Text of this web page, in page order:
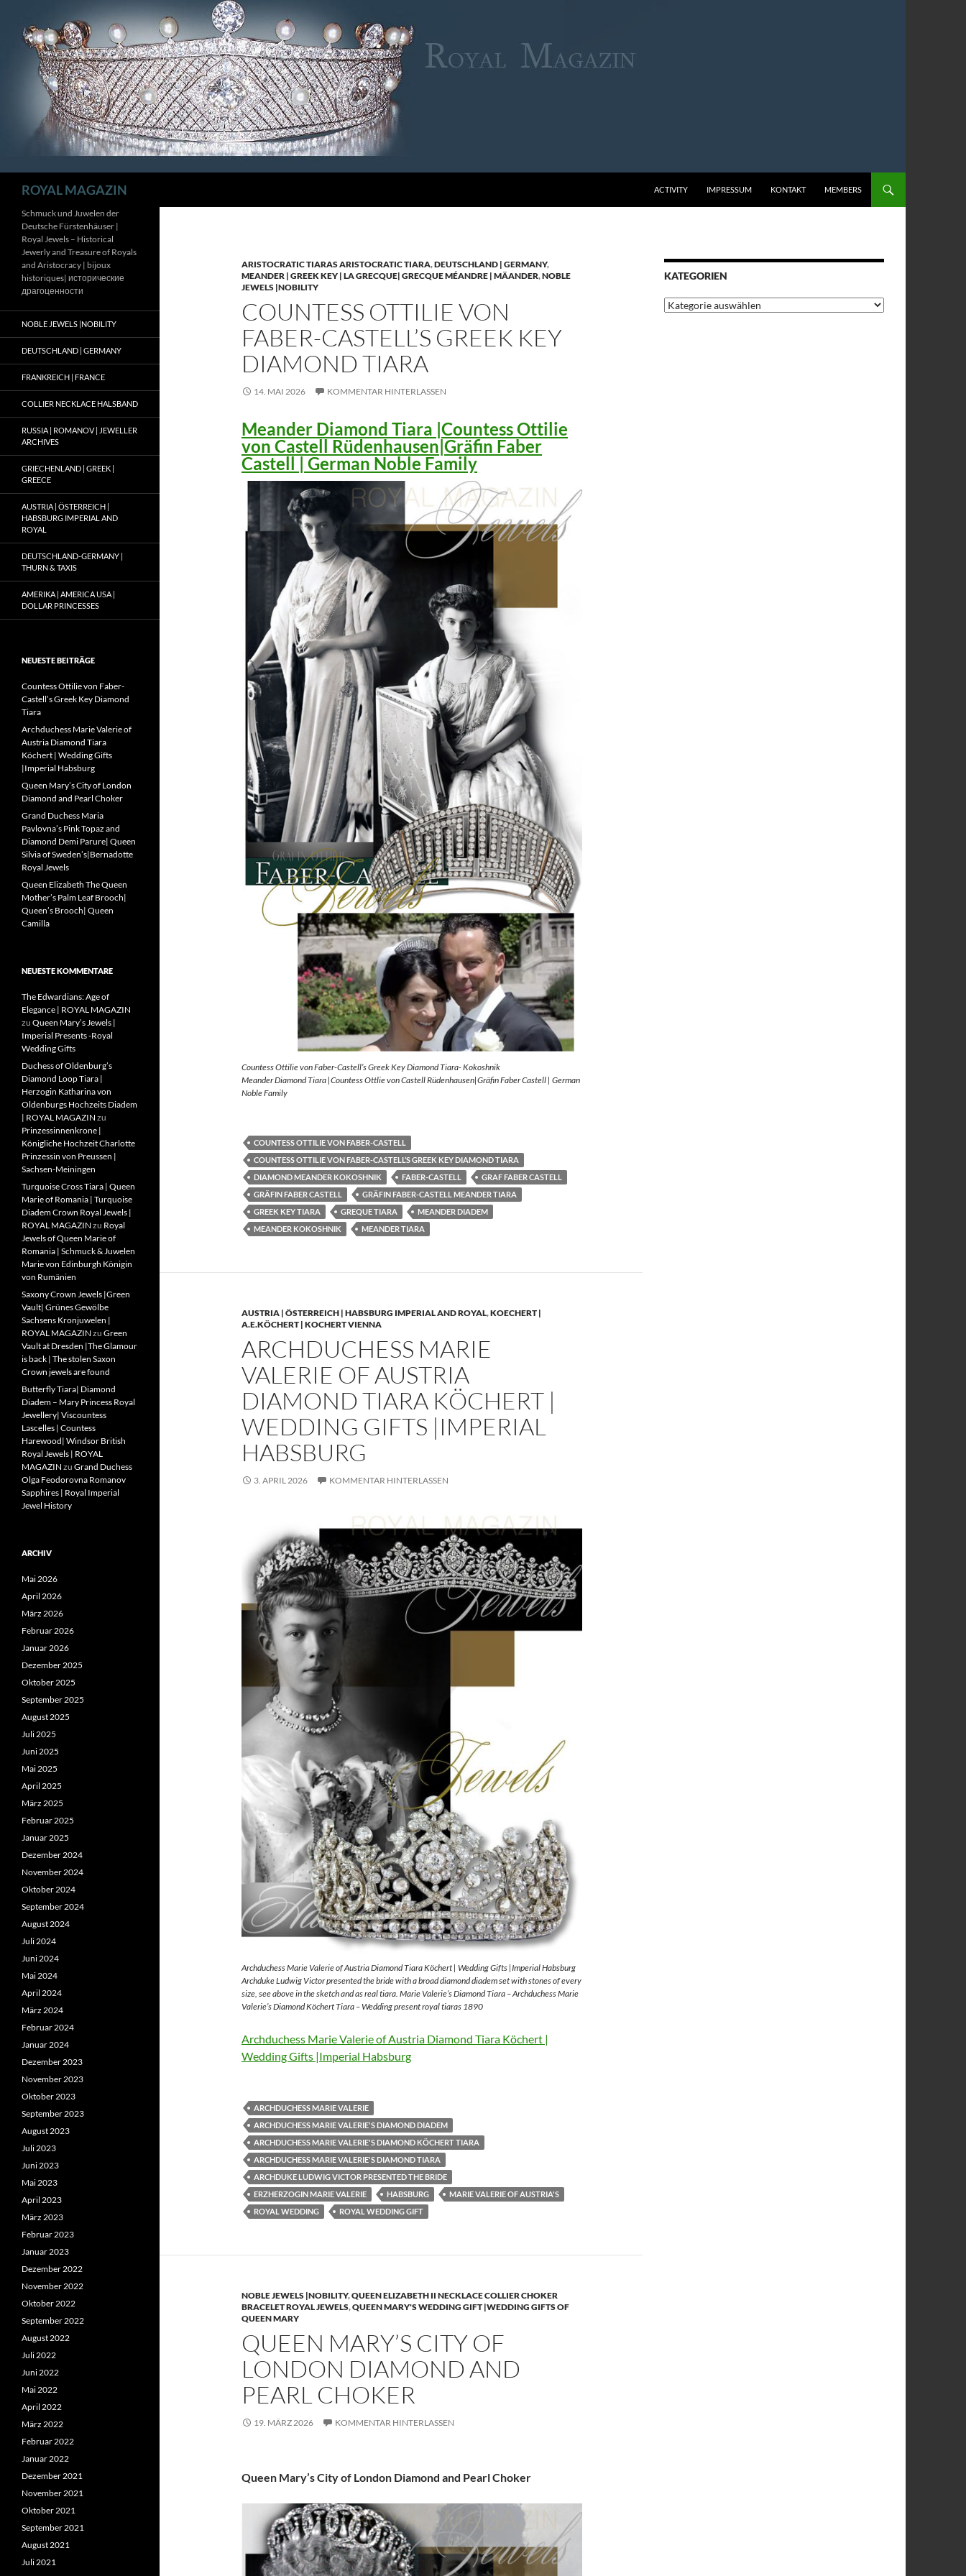
Inhalt
springen
ROYAL MAGAZIN ACTIVITY IMPRESSUM KONTAKT MEMBERS
ARISTOCRATIC TIARAS ARISTOCRATIC TIARA,DEUTSCHLAND | GERMANY,
MEANDER | GREEK KEY | LA GRECQUE| GRECQUE MÉANDRE | MÄANDER,NOBLE
JEWELS |NOBILITY
COUNTESS OTTILIE VON
FABER-CASTELL’S GREEK KEY
DIAMOND TIARA
14. MAI 2026 KOMMENTAR HINTERLASSEN
Meander Diamond Tiara |Countess Ottilie
von Castell Rüdenhausen|Gräfin Faber
Castell | German Noble Family
Countess Ottilie von Faber-Castell’s Greek Key Diamond Tiara- Kokoshnik
Meander Diamond Tiara |Countess Ottlie von Castell Rüdenhausen|Gräfin Faber Castell | German
Noble Family
COUNTESS OTTILIE VON FABER-CASTELL
COUNTESS OTTILIE VON FABER-CASTELL’S GREEK KEY DIAMOND TIARA
DIAMOND MEANDER KOKOSHNIK
FABER-CASTELL
GRAF FABER CASTELL
GRÄFIN FABER CASTELL
GRÄFIN FABER-CASTELL MEANDER TIARA
GREEK KEY TIARA
GREQUE TIARA
MEANDER DIADEM
MEANDER KOKOSHNIK
MEANDER TIARA
AUSTRIA | ÖSTERREICH | HABSBURG IMPERIAL AND ROYAL,KOECHERT |
A.E.KÖCHERT | KOCHERT VIENNA
ARCHDUCHESS MARIE
VALERIE OF AUSTRIA
DIAMOND TIARA KÖCHERT |
WEDDING GIFTS |IMPERIAL
HABSBURG
3. APRIL 2026 KOMMENTAR HINTERLASSEN
Archduchess Marie Valerie of Austria Diamond Tiara Köchert | Wedding Gifts |Imperial Habsburg
Archduke Ludwig Victor presented the bride with a broad diamond diadem set with stones of every
size, see above in the sketch and as real tiara. Marie Valerie’s Diamond Tiara – Archduchess Marie
Valerie’s Diamond Köchert Tiara – Wedding present royal tiaras 1890
Archduchess Marie Valerie of Austria Diamond Tiara Köchert |
Wedding Gifts |Imperial Habsburg
ARCHDUCHESS MARIE VALERIE
ARCHDUCHESS MARIE VALERIE'S DIAMOND DIADEM
ARCHDUCHESS MARIE VALERIE'S DIAMOND KÖCHERT TIARA
ARCHDUCHESS MARIE VALERIE'S DIAMOND TIARA
ARCHDUKE LUDWIG VICTOR PRESENTED THE BRIDE
ERZHERZOGIN MARIE VALERIE
HABSBURG
MARIE VALERIE OF AUSTRIA'S
ROYAL WEDDING
ROYAL WEDDING GIFT
NOBLE JEWELS |NOBILITY,QUEEN ELIZABETH II NECKLACE COLLIER CHOKER
BRACELET ROYAL JEWELS,QUEEN MARY'S WEDDING GIFT |WEDDING GIFTS OF
QUEEN MARY
QUEEN MARY’S CITY OF
LONDON DIAMOND AND
PEARL CHOKER
19. MÄRZ 2026 KOMMENTAR HINTERLASSEN
Queen Mary’s City of London Diamond and Pearl Choker
KATEGORIEN
Kategorien
Schmuck und Juwelen der
Deutsche Fürstenhäuser |
Royal Jewels – Historical
Jewerly and Treasure of Royals
and Aristocracy | bijoux
historiques| исторические
драгоценности
NOBLE JEWELS |NOBILITY
DEUTSCHLAND | GERMANY
FRANKREICH | FRANCE
COLLIER NECKLACE HALSBAND
RUSSIA | ROMANOV | JEWELLER
ARCHIVES
GRIECHENLAND | GREEK |
GREECE
AUSTRIA | ÖSTERREICH |
HABSBURG IMPERIAL AND
ROYAL
DEUTSCHLAND-GERMANY |
THURN & TAXIS
AMERIKA | AMERICA USA |
DOLLAR PRINCESSES
NEUESTE BEITRÄGE
Countess Ottilie von Faber-
Castell’s Greek Key Diamond
Tiara
Archduchess Marie Valerie of
Austria Diamond Tiara
Köchert | Wedding Gifts
|Imperial Habsburg
Queen Mary’s City of London
Diamond and Pearl Choker
Grand Duchess Maria
Pavlovna’s Pink Topaz and
Diamond Demi Parure| Queen
Silvia of Sweden’s|Bernadotte
Royal Jewels
Queen Elizabeth The Queen
Mother’s Palm Leaf Brooch|
Queen’s Brooch| Queen
Camilla
NEUESTE KOMMENTARE
The Edwardians: Age of
Elegance | ROYAL MAGAZIN
zu Queen Mary’s Jewels |
Imperial Presents -Royal
Wedding Gifts
Duchess of Oldenburg’s
Diamond Loop Tiara |
Herzogin Katharina von
Oldenburgs Hochzeits Diadem
| ROYAL MAGAZIN zu
Prinzessinnenkrone |
Königliche Hochzeit Charlotte
Prinzessin von Preussen |
Sachsen-Meiningen
Turquoise Cross Tiara | Queen
Marie of Romania | Turquoise
Diadem Crown Royal Jewels |
ROYAL MAGAZIN zu Royal
Jewels of Queen Marie of
Romania | Schmuck & Juwelen
Marie von Edinburgh Königin
von Rumänien
Saxony Crown Jewels |Green
Vault| Grünes Gewölbe
Sachsens Kronjuwelen |
ROYAL MAGAZIN zu Green
Vault at Dresden |The Glamour
is back | The stolen Saxon
Crown jewels are found
Butterfly Tiara| Diamond
Diadem – Mary Princess Royal
Jewellery| Viscountess
Lascelles | Countess
Harewood| Windsor British
Royal Jewels | ROYAL
MAGAZIN zu Grand Duchess
Olga Feodorovna Romanov
Sapphires | Royal Imperial
Jewel History
ARCHIV
Mai 2026
April 2026
März 2026
Februar 2026
Januar 2026
Dezember 2025
Oktober 2025
September 2025
August 2025
Juli 2025
Juni 2025
Mai 2025
April 2025
März 2025
Februar 2025
Januar 2025
Dezember 2024
November 2024
Oktober 2024
September 2024
August 2024
Juli 2024
Juni 2024
Mai 2024
April 2024
März 2024
Februar 2024
Januar 2024
Dezember 2023
November 2023
Oktober 2023
September 2023
August 2023
Juli 2023
Juni 2023
Mai 2023
April 2023
März 2023
Februar 2023
Januar 2023
Dezember 2022
November 2022
Oktober 2022
September 2022
August 2022
Juli 2022
Juni 2022
Mai 2022
April 2022
März 2022
Februar 2022
Januar 2022
Dezember 2021
November 2021
Oktober 2021
September 2021
August 2021
Juli 2021